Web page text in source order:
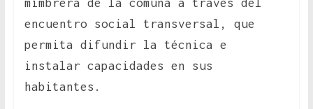
mimbrera de la comuna a través del
encuentro social transversal, que
permita difundir la técnica e
instalar capacidades en sus
habitantes.